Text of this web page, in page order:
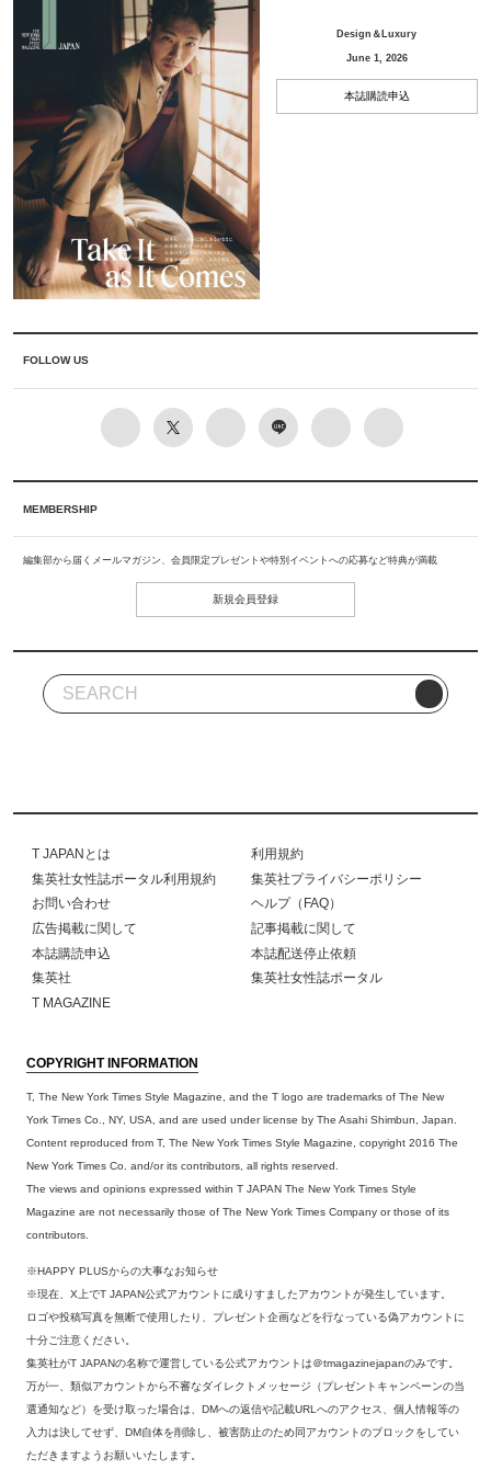
Design＆Luxury
June 1, 2026
本誌購読申込
FOLLOW US
MEMBERSHIP
編集部から届くメールマガジン、会員限定プレゼントや特別イベントへの応募など特典が満載
新規会員登録
T JAPANとは
利用規約
集英社女性誌ポータル利用規約
集英社プライバシーポリシー
お問い合わせ
ヘルプ（FAQ）
広告掲載に関して
記事掲載に関して
本誌購読申込
本誌配送停止依頼
集英社
集英社女性誌ポータル
T MAGAZINE
COPYRIGHT INFORMATION
T, The New York Times Style Magazine, and the T logo are trademarks of The New
York Times Co., NY, USA, and are used under license by The Asahi Shimbun, Japan.
Content reproduced from T, The New York Times Style Magazine, copyright 2016 The
New York Times Co. and/or its contributors, all rights reserved.
The views and opinions expressed within T JAPAN The New York Times Style
Magazine are not necessarily those of The New York Times Company or those of its
contributors.
※HAPPY PLUSからの大事なお知らせ
※現在、X上でT JAPAN公式アカウントに成りすましたアカウントが発生しています。
ロゴや投稿写真を無断で使用したり、プレゼント企画などを行なっている偽アカウントに
十分ご注意ください。
集英社がT JAPANの名称で運営している公式アカウントは＠tmagazinejapanのみです。
万が一、類似アカウントから不審なダイレクトメッセージ（プレゼントキャンペーンの当
選通知など）を受け取った場合は、DMへの返信や記載URLへのアクセス、個人情報等の
入力は決してせず、DM自体を削除し、被害防止のため同アカウントのブロックをしてい
ただきますようお願いいたします。